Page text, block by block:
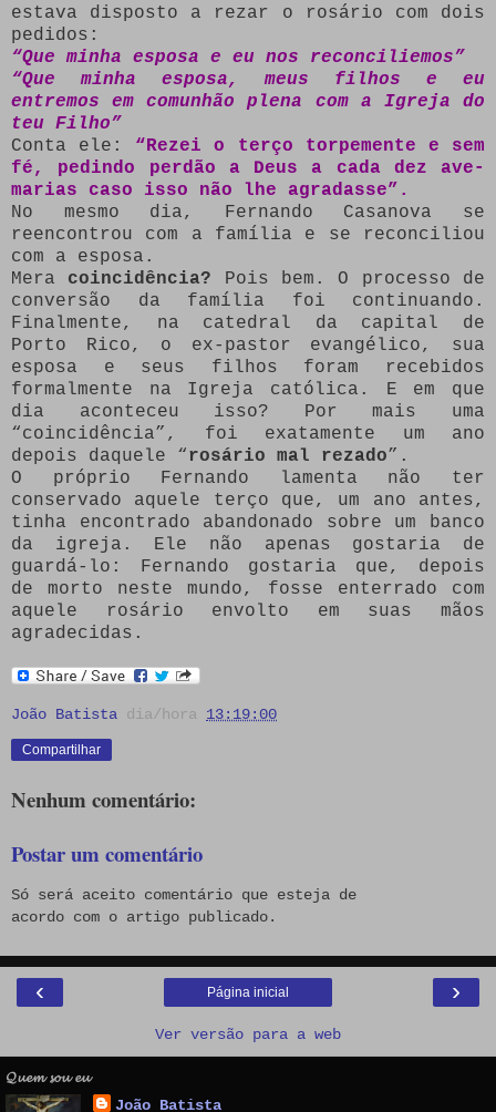
estava disposto a rezar o rosário com dois
pedidos:
“Que minha esposa e eu nos reconciliemos”
“Que minha esposa, meus filhos e eu
entremos em comunhão plena com a Igreja do
teu Filho”
Conta ele: “Rezei o terço torpemente e sem
fé, pedindo perdão a Deus a cada dez ave-
marias caso isso não lhe agradasse”.
No mesmo dia, Fernando Casanova se
reencontrou com a família e se reconciliou
com a esposa.
Mera coincidência? Pois bem. O processo de
conversão da família foi continuando.
Finalmente, na catedral da capital de
Porto Rico, o ex-pastor evangélico, sua
esposa e seus filhos foram recebidos
formalmente na Igreja católica. E em que
dia aconteceu isso? Por mais uma
“coincidência”, foi exatamente um ano
depois daquele “rosário mal rezado”.
O próprio Fernando lamenta não ter
conservado aquele terço que, um ano antes,
tinha encontrado abandonado sobre um banco
da igreja. Ele não apenas gostaria de
guardá-lo: Fernando gostaria que, depois
de morto neste mundo, fosse enterrado com
aquele rosário envolto em suas mãos
agradecidas.
João Batista dia/hora 13:19:00
Compartilhar
Nenhum comentário:
Postar um comentário
Só será aceito comentário que esteja de
acordo com o artigo publicado.
‹ ›
Página inicial
Ver versão para a web
𝓠𝓾𝓮𝓶 𝓼𝓸𝓾 𝓮𝓾
João Batista